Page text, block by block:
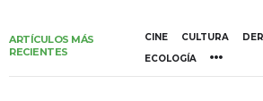
ARTÍCULOS MÁS
RECIENTES
CINE CULTURA
ECOLOGÍA